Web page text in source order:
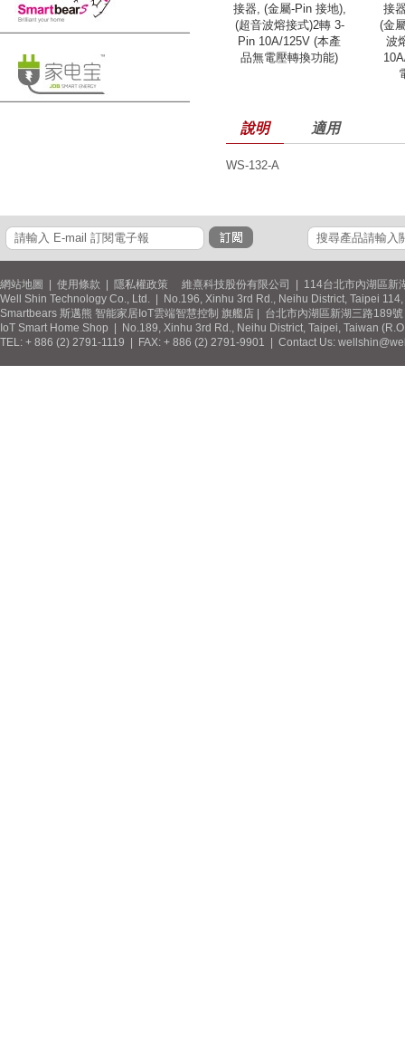
接器, (金屬-Pin 接地),
(超音波熔接式)2轉 3-
Pin 10A/125V (本產
品無電壓轉換功能)
接
(金
波
說明 適用
WS-132-A
網站地圖 使用條款 隱私權政策 維熹科技股份有限公司 | 114台北市內湖區新
Well Shin Technology Co., Ltd. | No.196, Xinhu 3rd Rd., Neihu District, Taipei
Smartbears 斯邁熊 智能家居IoT雲端智慧控制 旗艦店 | 台北市內湖區新湖三路189
IoT Smart Home Shop | No.189, Xinhu 3rd Rd., Neihu District, Taipei, Taiwan
TEL: + 886 (2) 2791-1119 | FAX: + 886 (2) 2791-9901 | Contact Us: